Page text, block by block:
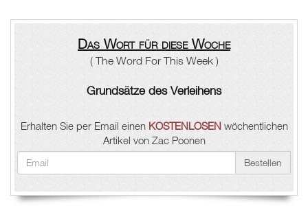
Das Wort für diese Woche
( The Word For This Week )
Grundsätze des Verleihens
Erhalten Sie per Email einen KOSTENLOSENwöchentlichen
Artikel von Zac Poonen
Bestellen